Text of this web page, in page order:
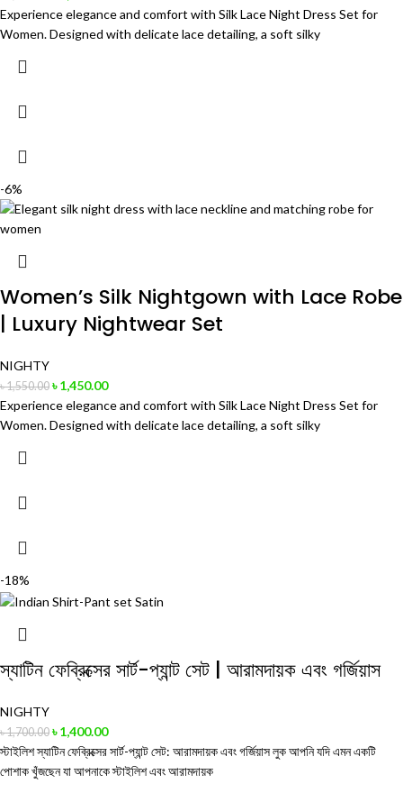
Experience elegance and comfort with Silk Lace Night Dress Set for
Women. Designed with delicate lace detailing, a soft silky
-6%
Women’s Silk Nightgown with Lace Robe
| Luxury Nightwear Set
NIGHTY
৳1,550.00 ৳1,450.00
Experience elegance and comfort with Silk Lace Night Dress Set for
Women. Designed with delicate lace detailing, a soft silky
-18%
স্যাটিন ফেব্রিক্সের সার্ট-প্যান্ট সেট | আরামদায়ক এবং গর্জিয়াস
NIGHTY
৳1,700.00 ৳1,400.00
স্টাইলিশ স্যাটিন ফেব্রিক্সের সার্ট-প্যান্ট সেট: আরামদায়ক এবং গর্জিয়াস লুক আপনি যদি এমন একটি
পোশাক খুঁজছেন যা আপনাকে স্টাইলিশ এবং আরামদায়ক